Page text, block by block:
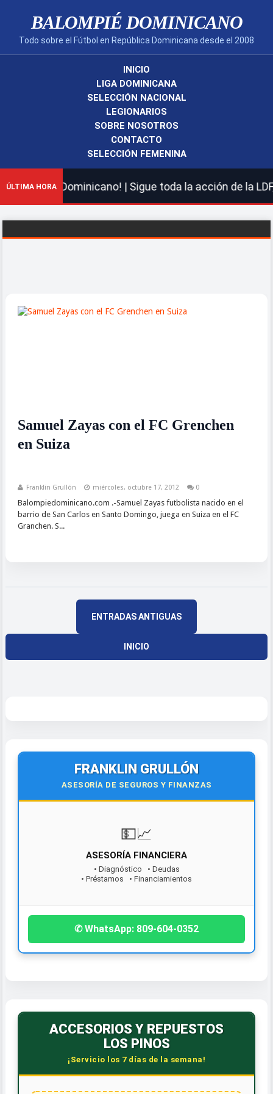
BALOMPIÉ DOMINICANO
Todo sobre el Fútbol en República Dominicana desde el 2008
INICIO
LIGA DOMINICANA
SELECCIÓN NACIONAL
LEGIONARIOS
SOBRE NOSOTROS
CONTACTO
SELECCIÓN FEMENINA
ÚLTIMA HORADominicano! | Sigue toda la acción de la
Samuel Zayas con el FC Grenchen
en Suiza
Franklin Grullón miércoles, octubre 17, 2012 0
Balompiedominicano.com .-Samuel Zayas futbolista nacido en el
barrio de San Carlos en Santo Domingo, juega en Suiza en el FC
Granchen. S...
ENTRADAS ANTIGUAS
INICIO
FRANKLIN GRULLÓN
ASESORÍA DE SEGUROS Y FINANZAS
💵📈
ASESORÍA FINANCIERA
• Diagnóstico • Deudas
• Préstamos • Financiamientos
¡Contáctanos hoy!
✆ WhatsApp: 809-604-0352
ACCESORIOS Y REPUESTOS
LOS PINOS
¡Servicio los 7 días de la semana!